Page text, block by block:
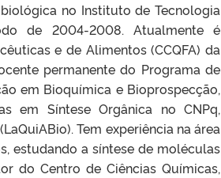
no Instituto de Tecnologia
de 2004-2008. Atualmente é
e de Alimentos (CCQFA) da
permanente do Programa de
em Bioquímica e Bioprospecção,
em Síntese Orgânica no CNPq,
Tem experiência na área
estudando a síntese de moléculas
do Centro de Ciências Químicas,